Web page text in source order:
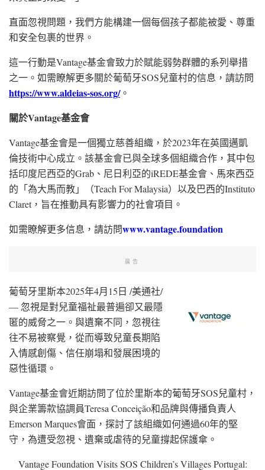
直面忽視問題，我們方能構建一個每個孩子都能被愛、尊重
和安全包裹的世界。
這一行動是Vantage基金會致力於賦能弱勢群體的系列舉措
之一。如需瞭解更多關於葡萄牙SOS兒童村的信息，請訪問
https://www.aldeias-sos.org/。
關於Vantage基金會
Vantage基金會是一個獨立慈善組織，於2023年在英國邁凱
倫技術中心成立。該基金會已與全球多個組織合作，其中包
括印度尼西亞的Grab、尼日利亞的iREDE基金會、馬來西亞
的「為大馬而教」（Teach For Malaysia）以及巴西的Instituto
Claret，旨在推動具有影響力的社會項目。
如需瞭解更多信息，請訪問www.vantage.foundation
廣告
葡萄牙里斯本2025年4月15日 /美通社/
— 忽視是對兒童福祉最普遍卻又最隱
匿的威脅之一。與遺棄不同，忽視往
往不易被察覺，從而導致兒童長期陷
入情感創傷、信任崩塌和發展困境的
惡性循環。
Vantage基金會近期訪問了位於里斯本的葡萄牙SOS兒童村，
與企業籌款協調員Teresa Conceição和品牌與傳播負責人
Emerson Marques會面，探討了該組織如何通過60年的堅
守，為遭受忽視、遺棄或虐待的兒童撐起保護傘。
Vantage Foundation Visits SOS Children’s Villages Portugal: